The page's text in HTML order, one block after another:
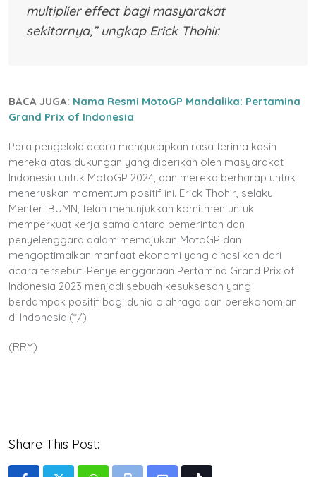
multiplier effect bagi masyarakat
sekitarnya,” ungkap Erick Thohir.
BACA JUGA: Nama Resmi MotoGP Mandalika: Pertamina
Grand Prix of Indonesia
Para pengelola acara mengucapkan rasa terima kasih
mereka atas dukungan yang diberikan oleh masyarakat
Indonesia untuk MotoGP 2024, dan mereka berharap untuk
meneruskan momentum positif ini. Erick Thohir, selaku
Menteri BUMN, telah menunjukkan komitmen untuk
memperkuat kerja sama antara pemerintah dan
penyelenggara dalam memajukan MotoGP dan
mengoptimalkan manfaat ekonomi yang dihasilkan dari
acara tersebut. Penyelenggaraan Pertamina Grand Prix of
Indonesia 2023 menjadi sebuah kesuksesan yang
berdampak positif bagi dunia olahraga dan perekonomian
di Indonesia.(*/)
(RRY)
Share This Post: